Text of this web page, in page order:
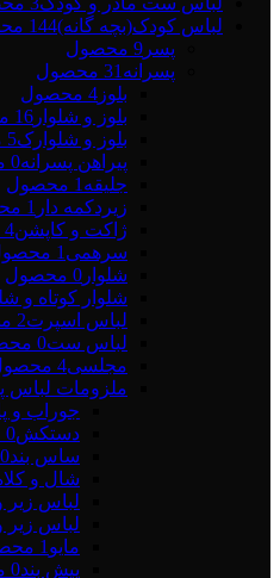
لباس کودک(بچه گانه)144 محصول
پسر 9 محصول
پسرانه 31 محصول
بلوز 4 محصول
بلوز و شلوار 16 محصول
بلوز و شلوارک5 محصول
پیراهن پسرانه0 محصول
جلیقه 1 محصول
زیردکمه دار 1 محصول
ژاکت و کاپشن4 محصول
سرهمی 1 محصول
شلوار 0 محصول
شلوار کوتاه و
لباس اسپرت2 محصول
لباس ست0 محصول
مجلسی4 محصول
ملزومات لباس
جوراب و
دستکش0 محصول
ساس بند0 محصول
شال و
لباس زیر
لباس زیر
مایو 1 محصول
پیش بند0 محصول